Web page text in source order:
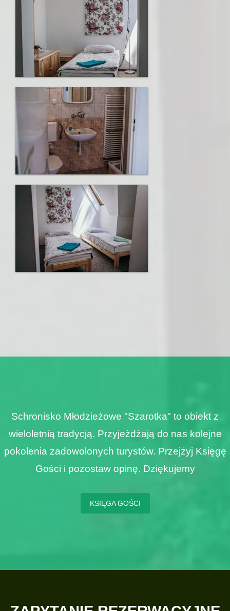
Schronisko Młodzieżowe "Szarotka" to obiekt z
wieloletnią tradycją. Przyjeżdżają do nas kolejne
pokolenia zadowolonych turystów. Przejżyj Księgę
Gości i pozostaw opinę. Dziękujemy
KSIĘGA GOŚCI